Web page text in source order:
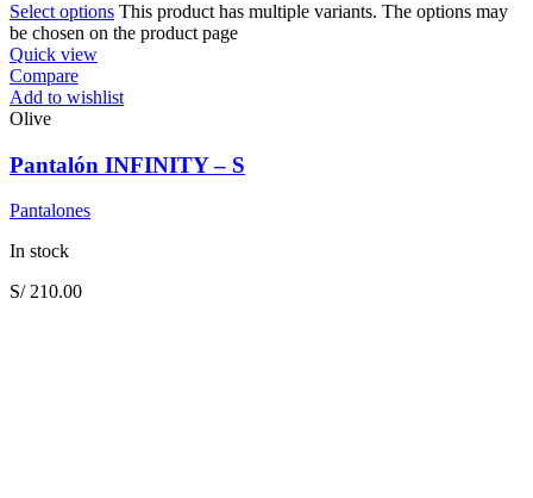
Select options This product has multiple variants. The options may
be chosen on the product page
Quick view
Compare
Add to wishlist
Olive
Pantalón INFINITY – S
Pantalones
In stock
S/210.00